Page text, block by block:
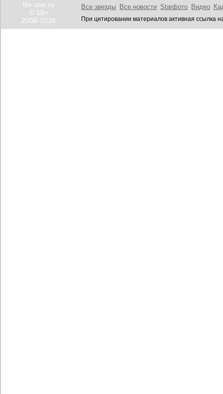
life-star.ru
© 18+
2008-2026
Все звезды Все новости Starфото Видео
При цитировании материалов активная ссылка